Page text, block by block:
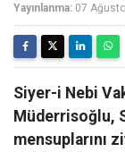
Yayınlanma: 07
Siyer-i Nebi
Müderrisoğlu,
mensuplarını